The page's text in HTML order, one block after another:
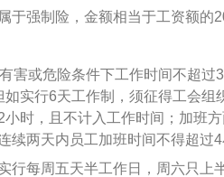
于强制险，金额相当于工资额的
害或危险条件下工作时间不超
实行6天工作制，须征得工会
时，且不计入工作时间；加班
续两天内员工加班时间不得超过
行每周五天半工作日，周六只上